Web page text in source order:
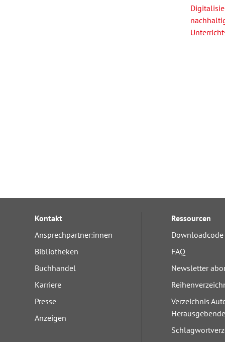
Kontakt
Ansprechpartner:innen
Bibliotheken
Buchhandel
Karriere
Presse
Anzeigen
Ressourcen
FAQ
Newsletter
Verzeichnis
Herausgebende